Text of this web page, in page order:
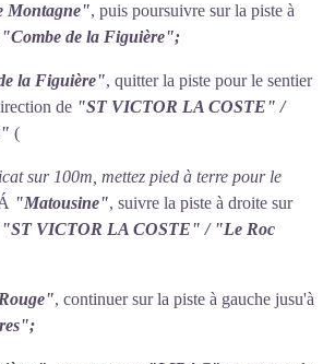
Montagne", puis poursuivre sur la piste à
"Combe de la Figuière";
la Figuière", quitter la piste pour le sentier
de "ST VICTOR LA COSTE" /
(
sur 100m, mettez pied à terre pour le
"Matousine", suivre la piste à droite sur
VICTOR LA COSTE" / "Le Roc
, continuer sur la piste à gauche jusu'à